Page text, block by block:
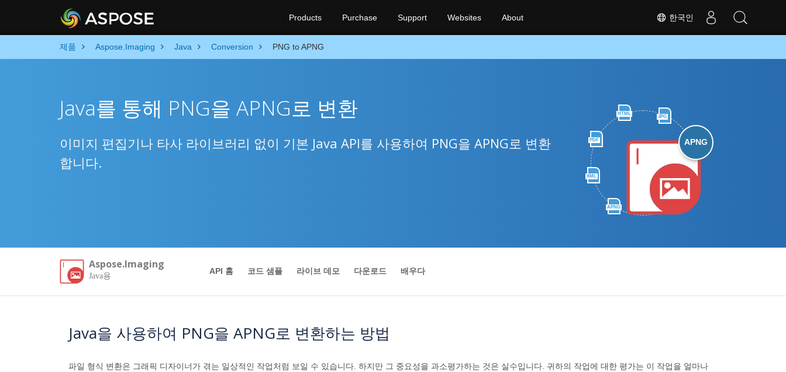
한국인
Products Purchase Support Websites About
제품 Aspose.Imaging Java Conversion PNG to APNG
HTML
JPG
PDF
XML
APNG
APNG
Java를 통해 PNG을 APNG로 변환
이미지 편집기나 타사 라이브러리 없이 기본 Java API를 사용하여 PNG을 APNG로 변환
합니다.
Aspose.Imaging
Java용
API 홈 코드 샘플 라이브 데모 다운로드 배우다
Java을 사용하여 PNG을 APNG로 변환하는 방법
파일 형식 변환은 그래픽 디자이너가 겪는 일상적인 작업처럼 보일 수 있습니다. 하지만 그 중요성을 과소평가하는 것은 실수입니다. 귀하의 작업에 대한 평가는 이 작업을 얼마나